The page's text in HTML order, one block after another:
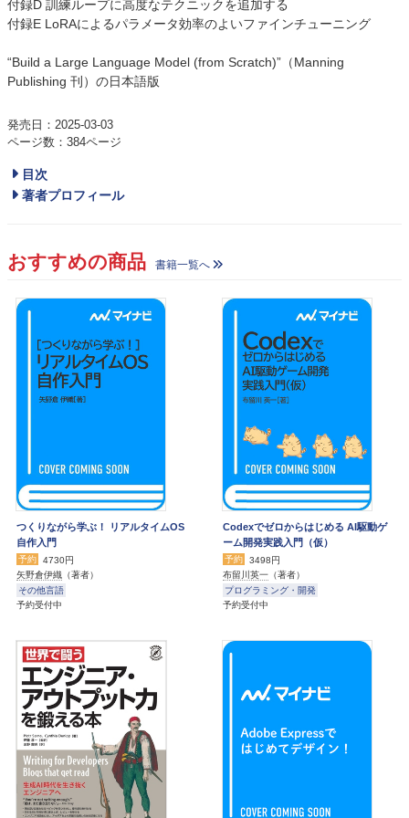
付録D 訓練ループに高度なテクニックを追加する
付録E LoRAによるパラメータ効率のよいファインチューニング
“Build a Large Language Model (from Scratch)”（Manning
Publishing 刊）の日本語版
発売日：2025-03-03
ページ数：384ページ
目次
著者プロフィール
おすすめの商品 書籍一覧へ
つくりながら学ぶ！ リアルタイムOS
自作入門
予約
4730円
矢野倉伊織 （著者）
その他言語
予約受付中
Codexでゼロからはじめる AI駆動ゲ
ーム開発実践入門（仮）
予約
3498円
布留川英一 （著者）
プログラミング・開発
予約受付中